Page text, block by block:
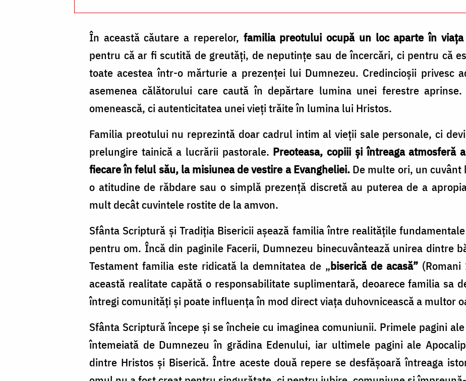
În această căutare a reperelor, familia preotului ocupă un loc aparte în
pentru că ar fi scutită de greutăți, de neputințe sau de încercări, ci pentru că
toate acestea într-o mărturie a prezenței lui Dumnezeu. Credincioșii privesc
asemenea călătorului care caută în depărtare lumina unei ferestre
omenească, ci autenticitatea unei vieți trăite în lumina lui Hristos.
Familia preotului nu reprezintă doar cadrul intim al vieții sale personale, ci
prelungire tainică a lucrării pastorale. Preoteasa, copiii și întreaga atmosferă
fiecare în felul său, la misiunea de vestire a Evangheliei.De multe ori, un cuvânt
o atitudine de răbdare sau o simplă prezență discretă au puterea de a
mult decât cuvintele rostite de la amvon.
Sfânta Scriptură și Tradiția Bisericii așează familia între realitățile
pentru om. Încă din paginile Facerii, Dumnezeu binecuvântează unirea dintre
Testament familia este ridicată la demnitatea de „biserică de acasă”(Romani
această realitate capătă o responsabilitate suplimentară, deoarece familia sa
întregi comunități și poate influența în mod direct viața duhovnicească a multor
Sfânta Scriptură începe și se încheie cu imaginea comuniunii. Primele pagini
întemeiată de Dumnezeu în grădina Edenului, iar ultimele pagini ale
dintre Hristos și Biserică. Între aceste două repere se desfășoară întreaga